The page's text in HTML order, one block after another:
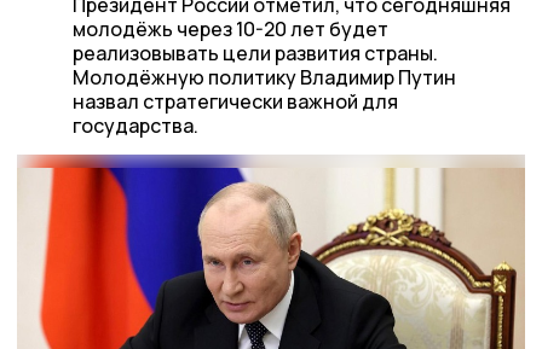
молодёжь через 10-20 лет будет
реализовывать цели развития страны.
Молодёжную политику Владимир Путин
назвал стратегически важной для
государства.